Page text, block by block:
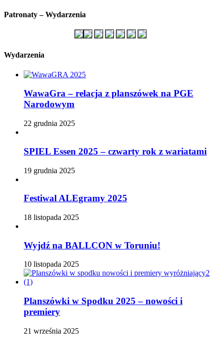
Patronaty – Wydarzenia
Wydarzenia
WawaGra – relacja z planszówek na PGE
Narodowym
22 grudnia 2025
SPIEL Essen 2025 – czwarty rok z wariatami
19 grudnia 2025
Festiwal ALEgramy 2025
18 listopada 2025
Wyjdź na BALLCON w Toruniu!
10 listopada 2025
Planszówki w Spodku 2025 – nowości i
premiery
21 września 2025